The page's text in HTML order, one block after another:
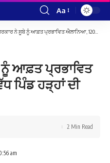
Font
Resizer
Aa
ਨੇ ਸੂਬੇ ਨੂੰ ਆਫ਼ਤ ਪ੍ਰਭਾਵਿਤ ਐਲਾਨਿਆ, 1200 ਤੋਂ ਵੱਧ ਪਿੰਡ ਹੜ੍ਹਾਂ ਦੀ ਲਪੇਟ ਵਿੱਚ
ਆਫ਼ਤ ਪ੍ਰਭਾਵਿਤ
ਪਿੰਡ ਹੜ੍ਹਾਂ ਦੀ
am
2 Min Read